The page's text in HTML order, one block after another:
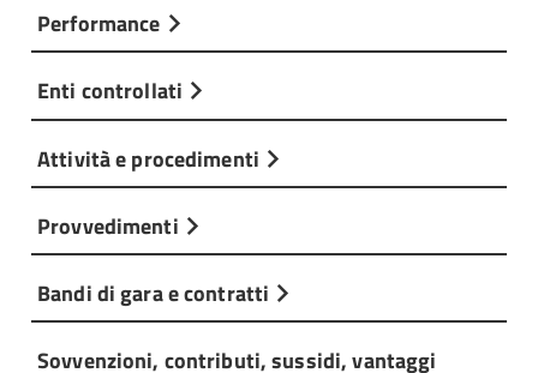
Performance
Enti controllati
Attività e procedimenti
Provvedimenti
Bandi di gara e contratti
Sovvenzioni, contributi, sussidi, vantaggi